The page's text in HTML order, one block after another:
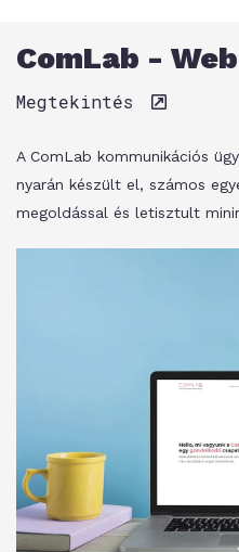
ComLab -
Megtekintés
A ComLab kommunikációs
nyarán készült el, számos
megoldással és letisztult